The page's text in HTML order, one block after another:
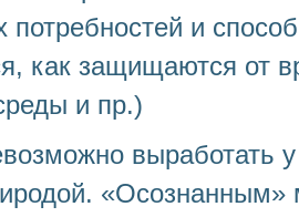
потребностей и
как защищаются от
и пр.)
выработать
«Осознанным»